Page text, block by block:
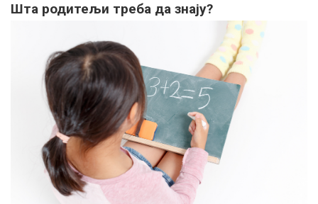
Шта родитељи треба да знају?